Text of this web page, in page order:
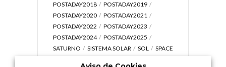
POSTADAY2018
POSTADAY2019
POSTADAY2020
POSTADAY2021
POSTADAY2022
POSTADAY2023
POSTADAY2024
POSTADAY2025
SATURNO
SISTEMA SOLAR SOL
SPACE